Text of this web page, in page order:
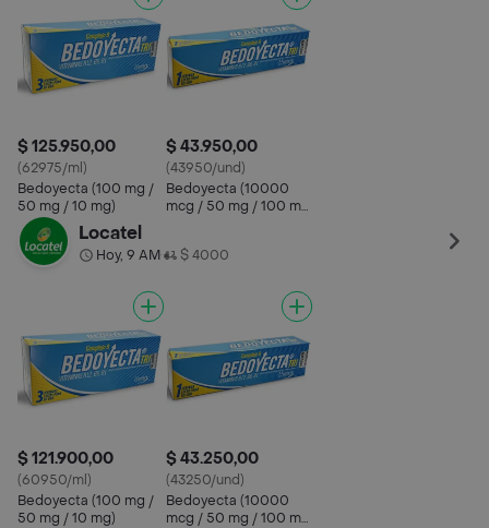
$ 125.950,00
(62975/ml)
Bedoyecta (100 mg /
50 mg / 10 mg)
$ 43.950,00
(43950/und)
Bedoyecta (10000
mcg / 50 mg / 100 mg
Locatel
Hoy, 9 AM• $ 4000
$ 121.900,00
(60950/ml)
Bedoyecta (100 mg /
50 mg / 10 mg)
$ 43.250,00
(43250/und)
Bedoyecta (10000
mcg / 50 mg / 100 mg